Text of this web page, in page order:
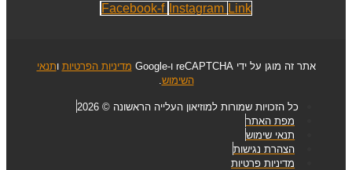
Facebook-f Instagram Link
אתר זה מוגן על ידי reCAPTCHA ו-Google מדיניות הפרטיות ותנאי
השימוש
כל הזכויות שמורות למוזיאון העלייה הראשונה © 2026
מפת האתר
תנאי שימוש
הצהרת נגישות
מדיניות פרטיות